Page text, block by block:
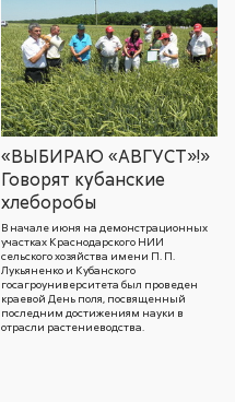
«ВЫБИРАЮ «АВГУСТ»!»
Говорят кубанские
хлеборобы
В начале июня на демонстрационных
участках Краснодарского НИИ
сельского хозяйства имени П. П.
Лукьяненко и Кубанского
госагроуниверситета был проведен
краевой День поля, посвященный
последним достижениям науки в
отрасли растениеводства.